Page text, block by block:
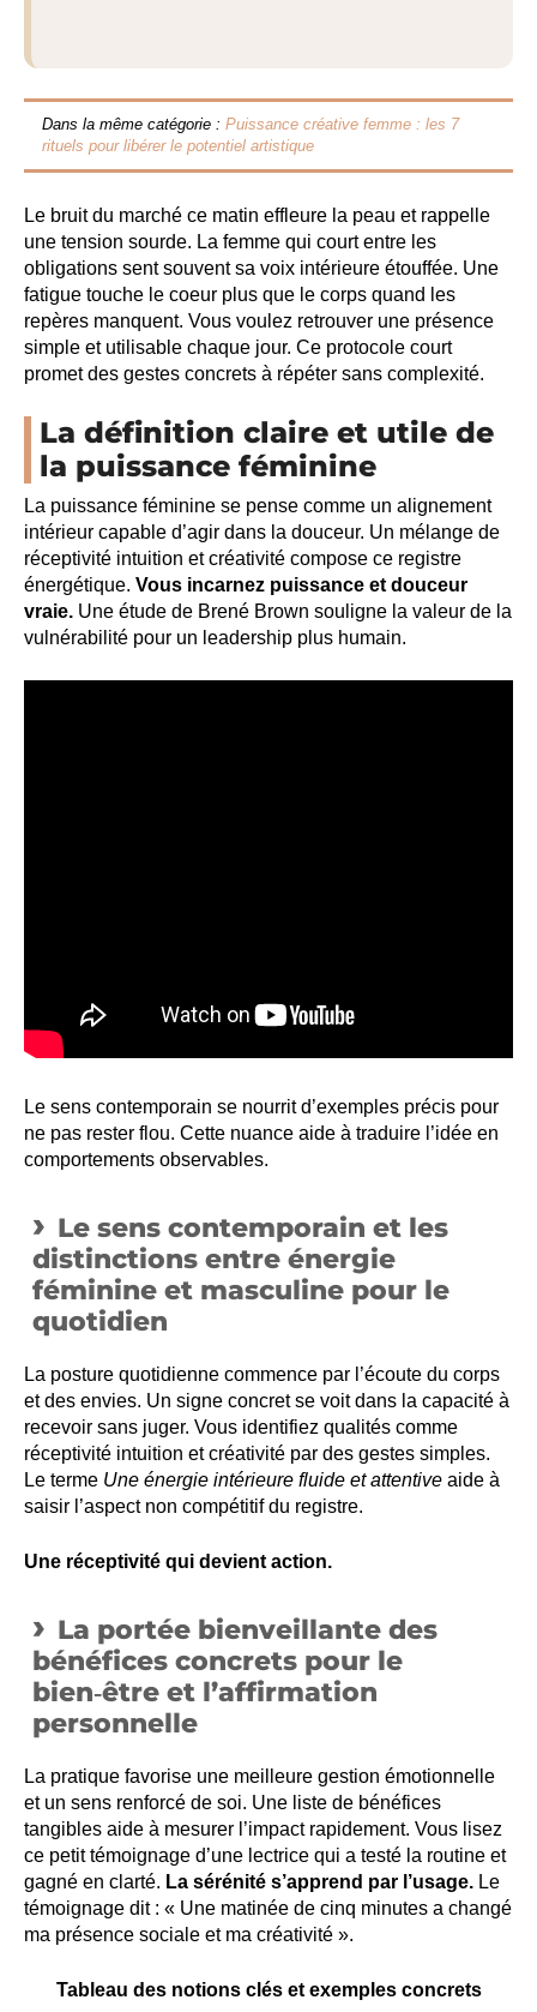
Dans la même catégorie : Puissance créative femme : les 7
rituels pour libérer le potentiel artistique
Le bruit du marché ce matin effleure la peau et rappelle
une tension sourde. La femme qui court entre les
obligations sent souvent sa voix intérieure étouffée. Une
fatigue touche le coeur plus que le corps quand les
repères manquent. Vous voulez retrouver une présence
simple et utilisable chaque jour. Ce protocole court
promet des gestes concrets à répéter sans complexité.
La définition claire et utile de
la puissance féminine
La puissance féminine se pense comme un alignement
intérieur capable d’agir dans la douceur. Un mélange de
réceptivité intuition et créativité compose ce registre
énergétique. Vous incarnez puissance et douceur
vraie. Une étude de Brené Brown souligne la valeur de la
vulnérabilité pour un leadership plus humain.
Le sens contemporain se nourrit d’exemples précis pour
ne pas rester flou. Cette nuance aide à traduire l’idée en
comportements observables.
Le sens contemporain et les
distinctions entre énergie
féminine et masculine pour le
quotidien
La posture quotidienne commence par l’écoute du corps
et des envies. Un signe concret se voit dans la capacité à
recevoir sans juger. Vous identifiez qualités comme
réceptivité intuition et créativité par des gestes simples.
Le terme Une énergie intérieure fluide et attentive aide à
saisir l’aspect non compétitif du registre.
Une réceptivité qui devient action.
La portée bienveillante des
bénéfices concrets pour le
bien‑être et l’affirmation
personnelle
La pratique favorise une meilleure gestion émotionnelle
et un sens renforcé de soi. Une liste de bénéfices
tangibles aide à mesurer l’impact rapidement. Vous lisez
ce petit témoignage d’une lectrice qui a testé la routine et
gagné en clarté. La sérénité s’apprend par l’usage. Le
témoignage dit : « Une matinée de cinq minutes a changé
ma présence sociale et ma créativité ».
Tableau des notions clés et exemples concrets